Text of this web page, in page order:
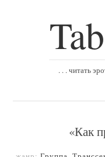
. . . читать
«Как